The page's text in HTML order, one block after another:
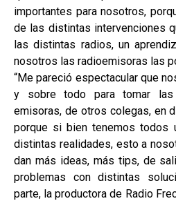
importantes para nosotros,
de las distintas intervenciones
las distintas radios, un
nosotros las radioemisoras las
“Me pareció espectacular que
y sobre todo para tomar las
emisoras, de otros colegas, en
porque si bien tenemos todos
distintas realidades, esto a
dan más ideas, más tips, de
problemas con distintas
parte, la productora de Radio